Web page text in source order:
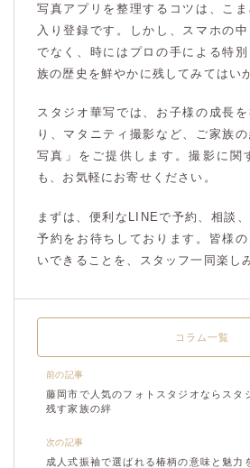
写真アプリを整理するコツは、こ
入り登録です。しかし、スマホの
でなく、時にはプロの手による特
族の歴史を鮮やかに残してみてはい
スタジオ華写では、お子様の成長
り、マタニティ撮影など、ご家族
写真」をご提供します。撮影に関
も、お気軽にお寄せください。
まずは、便利なLINEで予約、相談
予約をお待ちしております。皆様
いできることを、スタッフ一同楽し
前の記事
藤岡市で人気のフォトスタジオならスタ
残す家族の絆
コラム一覧
次の記事
成人式振袖で選ばれる椿柄の意味と魅力